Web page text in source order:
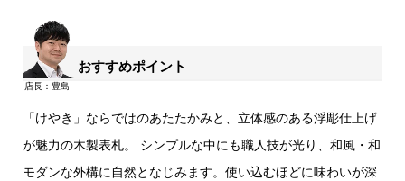
おすすめポイント
「けやき」ならではのあたたかみと、立体感のある浮彫仕上げ
が魅力の木製表札。 シンプルな中にも職人技が光り、和風・和
モダンな外構に自然となじみます。使い込むほどに味わいが深